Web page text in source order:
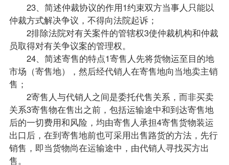
23、简述仲裁协议的作用1约束双方当事人只能以
仲裁方式解决争议，不得向法院起诉；
2排除法院对有关案件的管辖权3使仲裁机构和仲裁
员取得对有关争议案的管理权。
24、简述寄售的特点1寄售人先将货物运至目的地
市场（寄售地），然后经代销人在寄售地向当地卖主销
售；
2寄售人与代销人之间是委托代售关系，而非买卖
关系3寄售物在售出之前，包括运输途中和到达寄售地
后的一切费用和风险，均由寄售人承担4寄售货物装运
出口后，在到寄售地前也可采用出售路货的方法，先行
销售，即当货物尚在运输途中，由代销人寻找买方出
售。